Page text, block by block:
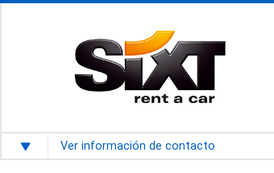
Ver información de contacto